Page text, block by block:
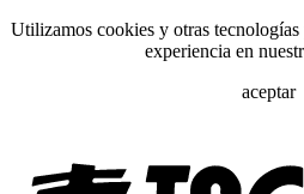
Utilizamos cookies y otras tecnologías
experiencia en
aceptar